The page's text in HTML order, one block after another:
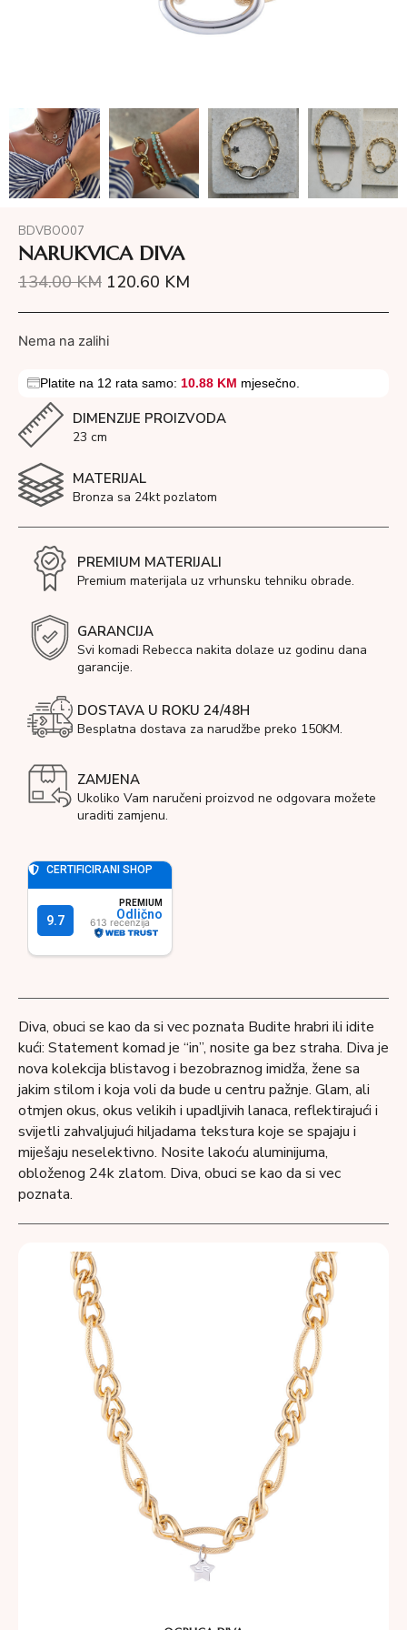
BDVBOO07
NARUKVICA DIVA
134.00KM 120.60 KM
Nema na zalihi
Platite na 12 rata samo: 10.88 KM mjesečno.
DIMENZIJE PROIZVODA
23 cm
MATERIJAL
Bronza sa 24kt pozlatom
PREMIUM MATERIJALI
Premium materijala uz vrhunsku tehniku obrade.
GARANCIJA
Svi komadi Rebecca nakita dolaze uz godinu dana
garancije.
DOSTAVA U ROKU 24/48H
Besplatna dostava za narudžbe preko 150KM.
ZAMJENA
Ukoliko Vam naručeni proizvod ne odgovara možete
uraditi zamjenu.
Diva, obuci se kao da si vec poznata Budite hrabri ili idite
kući: Statement komad je “in”, nosite ga bez straha. Diva je
nova kolekcija blistavog i bezobraznog imidža, žene sa
jakim stilom i koja voli da bude u centru pažnje. Glam, ali
otmjen okus, okus velikih i upadljivih lanaca, reflektirajući i
svijetli zahvaljujući hiljadama tekstura koje se spajaju i
miješaju neselektivno. Nosite lakoću aluminijuma,
obloženog 24k zlatom. Diva, obuci se kao da si vec
poznata.